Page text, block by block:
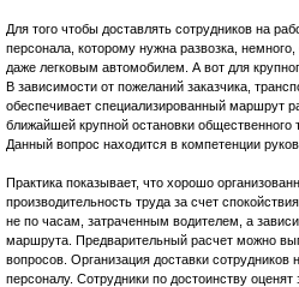
Для того чтобы доставлять сотрудников на
персонала, которому нужна развозка,
даже легковым автомобилем. А вот для
В зависимости от пожеланий заказчика,
обеспечивает специализированный маршрут
ближайшей крупной остановки общественного
Данный вопрос находится в компетенции
Практика показывает, что хорошо
производительность труда за счет
не по часам, затраченным водителем, а
маршрута. Предварительный расчет можно
вопросов. Организация доставки
персоналу. Сотрудники по достоинству оценят